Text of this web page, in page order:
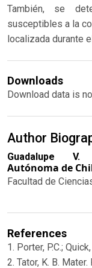
También, se
susceptibles a la
localizada durante
Downloads
Download data is
Author
Guadalupe V.
Autónoma de
Facultad de
References
1. Porter, P.C.;
2. Tator, K. B.